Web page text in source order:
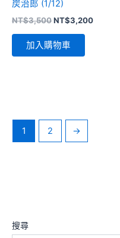
搜尋
炭治郎 (1/12)
NT$3,500原
價
格：
NT$3,200目
加入購物車
1 2 →